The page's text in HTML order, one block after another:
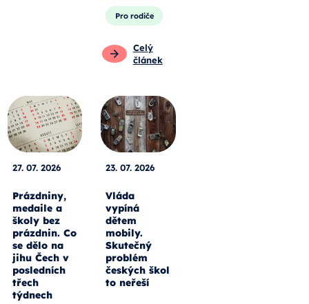
Pro rodiče
Celý
článek
27. 07. 2026
Prázdniny,
medaile a
školy bez
prázdnin. Co
se dělo na
jihu Čech v
posledních
třech
týdnech
23. 07. 2026
Vláda
vypíná
dětem
mobily.
Skutečný
problém
českých škol
to neřeší